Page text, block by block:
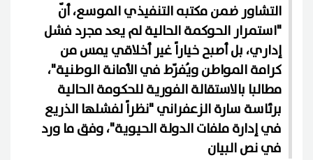
التشاور ضمن مكتبه التنفيذي الموسع، أنّ
"استمرار الحوكمة الحالية لم يعد مجرد فشل
إداري، بل أصبح خياراً غير أخلاقي يمس من
كرامة المواطن ويُفرّط في الأمانة الوطنية"،
مطالبا بالاستقالة الفورية للحكومة الحالية
برئاسة سارة الزعفراني "نظراً لفشلها الذريع
في إدارة ملفات الدولة الحيوية"، وفق ما ورد
في نص البيان